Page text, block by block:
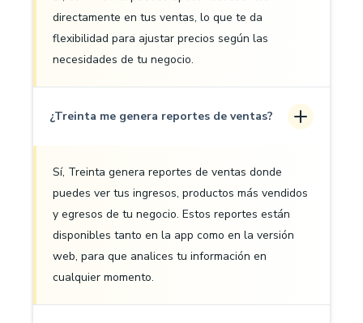
directamente en tus ventas, lo que te da
flexibilidad para ajustar precios según las
necesidades de tu negocio.
¿Treinta me genera reportes de ventas?
Sí, Treinta genera reportes de ventas donde
puedes ver tus ingresos, productos más vendidos
y egresos de tu negocio. Estos reportes están
disponibles tanto en la app como en la versión
web, para que analices tu información en
cualquier momento.